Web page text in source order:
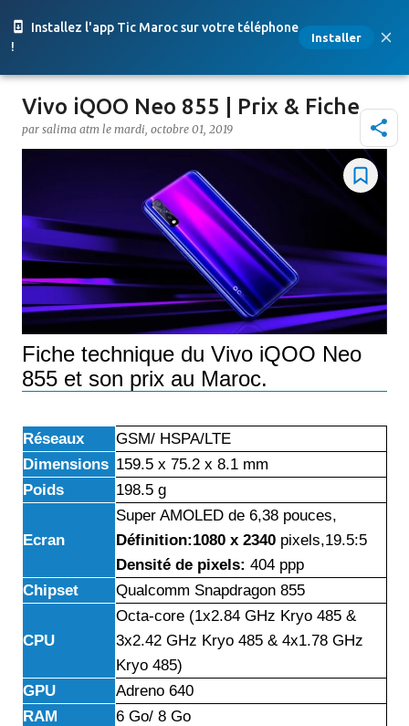
Installez l'app Tic Maroc sur votre téléphone
!
Installer
Accéder au contenu principal
Vivo iQOO Neo 855 | Prix & Fiche
par salima atm le mardi, octobre 01, 2019
Fiche technique du Vivo iQOO Neo
855 et son prix au Maroc.
Réseaux
GSM/ HSPA/LTE
Dimensions 159.5 x 75.2 x 8.1 mm
Poids
198.5 g
Ecran
Super AMOLED de 6,38 pouces,
Définition:1080 x 2340 pixels,19.5:5
Densité de pixels: 404 ppp
Chipset
Qualcomm Snapdragon 855
CPU
Octa-core (1x2.84 GHz Kryo 485 &
3x2.42 GHz Kryo 485 & 4x1.78 GHz
Kryo 485)
GPU
Adreno 640
RAM
6 Go/ 8 Go